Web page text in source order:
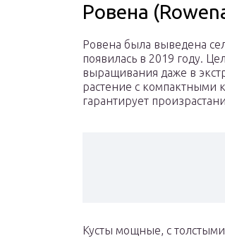
Ровена
Ровена была выведена
появилась в 2019 году.
выращивания даже в
растение с компактными
гарантирует
Кусты мощные, с